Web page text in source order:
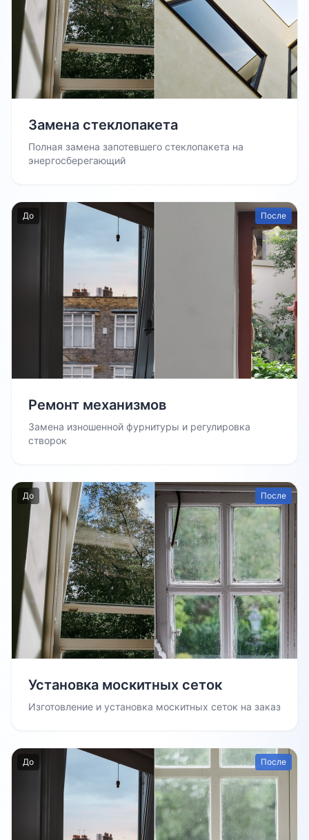
Замена стеклопакета
Полная замена запотевшего стеклопакета на
энергосберегающий
До После
Ремонт механизмов
Замена изношенной фурнитуры и регулировка
створок
До После
Установка москитных сеток
Изготовление и установка москитных сеток на заказ
До После